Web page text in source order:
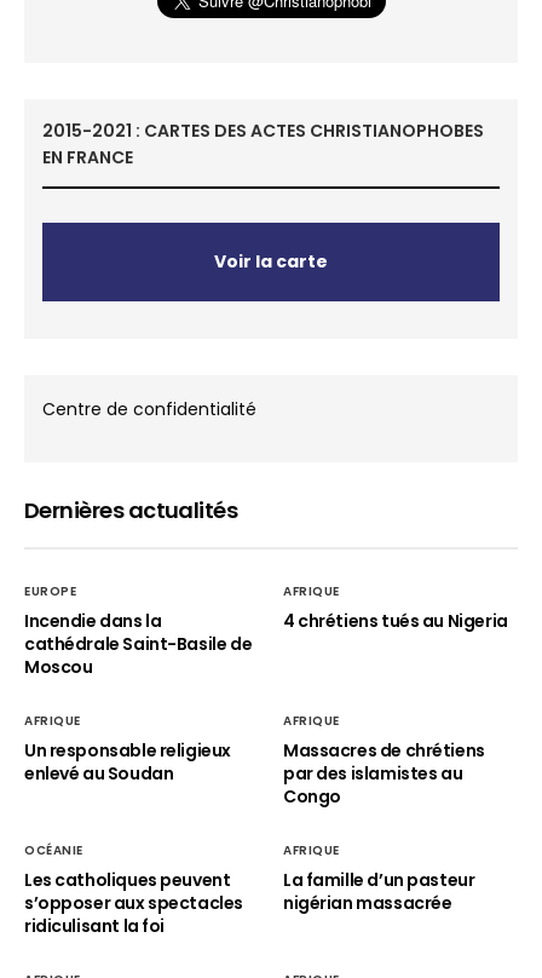
2015-2021 : CARTES DES ACTES CHRISTIANOPHOBES
EN FRANCE
Voir la carte
Centre de confidentialité
Dernières actualités
EUROPE
Incendie dans la
cathédrale Saint-Basile de
Moscou
AFRIQUE
4 chrétiens tués au Nigeria
AFRIQUE
Un responsable religieux
enlevé au Soudan
AFRIQUE
Massacres de chrétiens
par des islamistes au
Congo
OCÉANIE
Les catholiques peuvent
s’opposer aux spectacles
ridiculisant la foi
AFRIQUE
La famille d’un pasteur
nigérian massacrée